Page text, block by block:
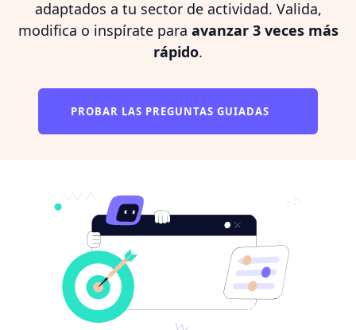
adaptados a tu sector de actividad. Valida,
modifica o inspírate para avanzar 3 veces más
rápido.
PROBAR LAS PREGUNTAS GUIADAS